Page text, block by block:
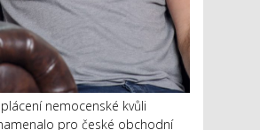
nemocenské kvůli
pro české obchodní